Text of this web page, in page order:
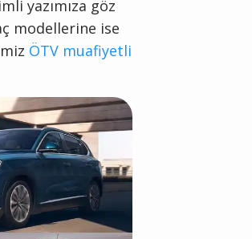
yazımıza göz
modellerine ise
ÖTV muafiyetli